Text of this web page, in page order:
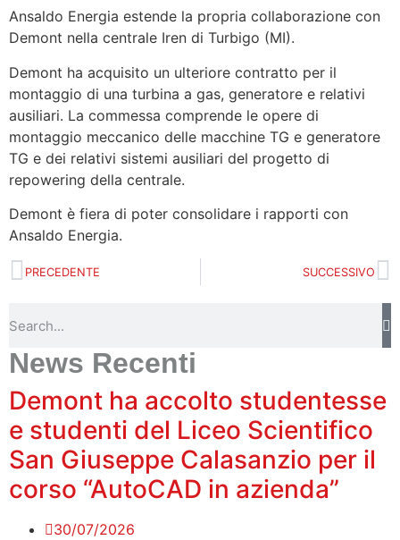
Ansaldo Energia estende la propria collaborazione con
Demont nella centrale Iren di Turbigo (MI).
Demont ha acquisito un ulteriore contratto per il
montaggio di una turbina a gas, generatore e relativi
ausiliari. La commessa comprende le opere di
montaggio meccanico delle macchine TG e generatore
TG e dei relativi sistemi ausiliari del progetto di
repowering della centrale.
Demont è fiera di poter consolidare i rapporti con
Ansaldo Energia.
PRECEDENTE SUCCESSIVO
News Recenti
Demont ha accolto studentesse
e studenti del Liceo Scientifico
San Giuseppe Calasanzio per il
corso “AutoCAD in azienda”
30/07/2026